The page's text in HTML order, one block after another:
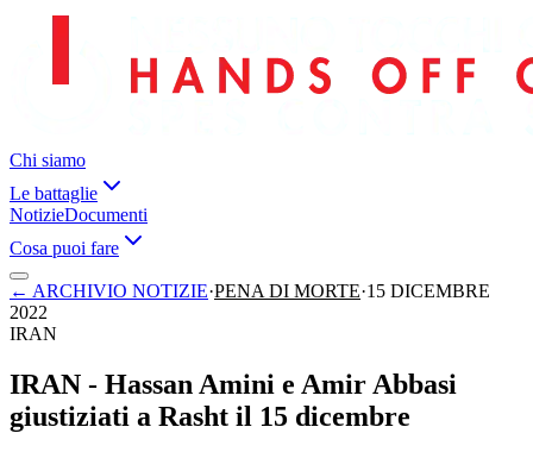
Chi siamo
Le battaglie
NotizieDocumenti
Cosa puoi fare
← ARCHIVIO NOTIZIE·PENA DI MORTE·15 DICEMBRE
2022
IRAN
IRAN - Hassan Amini e Amir Abbasi
giustiziati a Rasht il 15 dicembre